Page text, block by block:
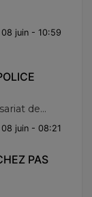
08 juin - 10:59
de...
08 juin - 08:21
PAS